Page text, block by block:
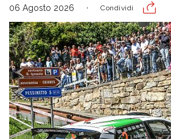
06 Agosto 2026 Condividi